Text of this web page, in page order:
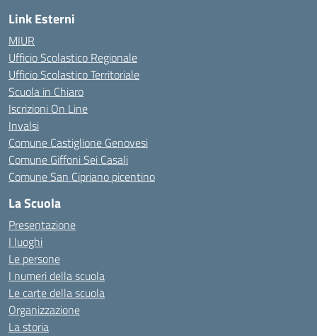
Link Esterni
MIUR
Ufficio Scolastico Regionale
Ufficio Scolastico Territoriale
Scuola in Chiaro
Iscrizioni On Line
Invalsi
Comune Castiglione Genovesi
Comune Giffoni Sei Casali
Comune San Cipriano picentino
La Scuola
Presentazione
I luoghi
Le persone
I numeri della scuola
Le carte della scuola
Organizzazione
La storia